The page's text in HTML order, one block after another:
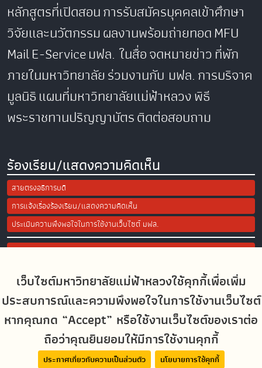
เว็บไซต์มหาวิทยาลัยแม่ฟ้าหลวงใช้คุกกี้เพื่อเพิ่ม
ประสบการณ์และความพึงพอใจในการใช้งานเว็บไซต์
หากคุณกด “Accept” หรือใช้งานเว็บไซต์ของเราต่อ
ถือว่าคุณยินยอมให้มีการใช้งานคุกกี้
ประกาศเกี่ยวกับความเป็นส่วนตัว นโยบายการใช้คุกกี้
หลักสูตรที่เปิดสอนการรับสมัครบุคคลเข้าศึกษา
วิจัยและนวัตกรรมผลงานพร้อมถ่ายทอดMFU
MailE-Serviceมฟล. ในสื่อจดหมายข่าวที่พัก
ภายในมหาวิทยาลัยร่วมงานกับ มฟล.การบริจาค
มูลนิธิแผนที่มหาวิทยาลัยแม่ฟ้าหลวงพิธี
พระราชทานปริญญาบัตรติดต่อสอบถาม
ร้องเรียน/แสดงความคิดเห็น
สายตรงอธิการบดี
การแจ้งเรื่องร้องเรียน/แสดงความคิดเห็น
ประเมินความพึงพอใจในการใช้งานเว็บไซต์ มฟล.
Site Map
Social Media
MFUconnect